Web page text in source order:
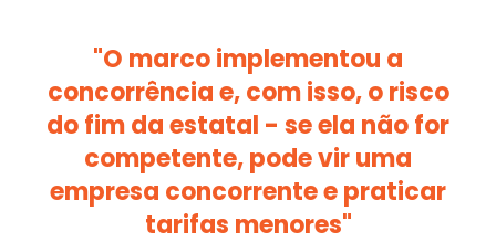
"O marco implementou a
concorrência e, com isso, o risco
do fim da estatal - se ela não for
competente, pode vir uma
empresa concorrente e praticar
tarifas menores"